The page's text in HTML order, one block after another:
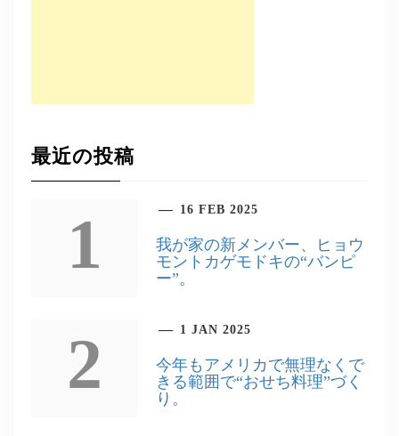
最近の投稿
1 16 FEB 2025
我が家の新メンバー、ヒョウ
モントカゲモドキの“バンピ
ー”。
2 1 JAN 2025
今年もアメリカで無理なくで
きる範囲で“おせち料理”づく
り。